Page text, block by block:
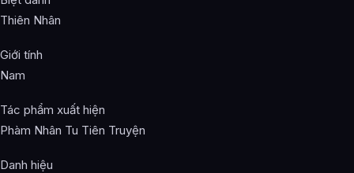
Thiên Nhân
Giới tính
Nam
Tác phẩm xuất hiện
Phàm Nhân Tu Tiên Truyện
Danh hiệu